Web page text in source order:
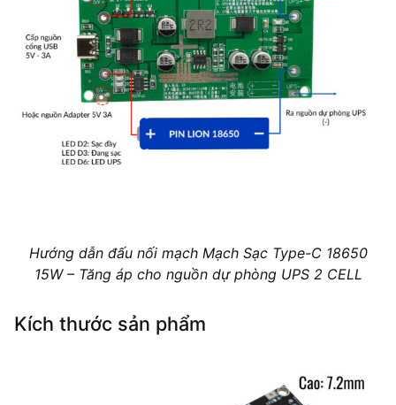
Hướng dẫn đấu nối mạch Mạch Sạc Type-C 18650
15W – Tăng áp cho nguồn dự phòng UPS 2 CELL
Kích thước sản phẩm